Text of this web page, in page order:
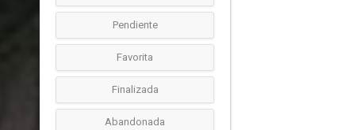
Pendiente
Favorita
Finalizada
Abandonada